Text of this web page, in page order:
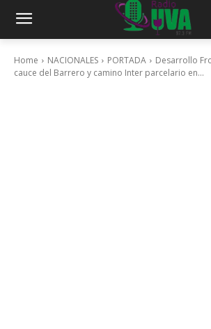
Home NACIONALES PORTADA
Desarrollo
cauce del Barrero y camino Inter parcelario en...